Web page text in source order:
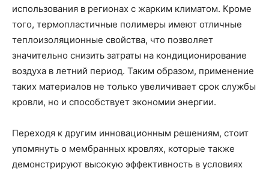
использования в регионах с жарким климатом. Кроме
того, термопластичные полимеры имеют отличные
теплоизоляционные свойства, что позволяет
значительно снизить затраты на кондиционирование
воздуха в летний период. Таким образом, применение
таких материалов не только увеличивает срок службы
кровли, но и способствует экономии энергии.
Переходя к другим инновационным решениям, стоит
упомянуть о мембранных кровлях, которые также
демонстрируют высокую эффективность в условиях